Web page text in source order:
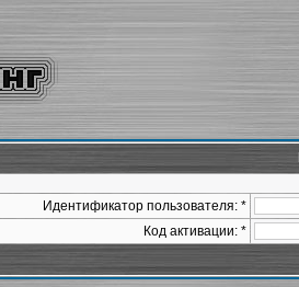
Идентификатор пользователя: *
Код активации: *